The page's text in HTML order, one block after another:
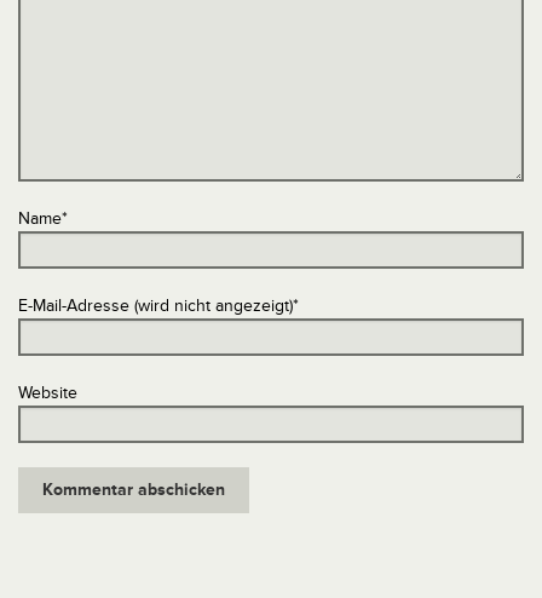
Name*
E-Mail-Adresse (wird nicht angezeigt)*
Website